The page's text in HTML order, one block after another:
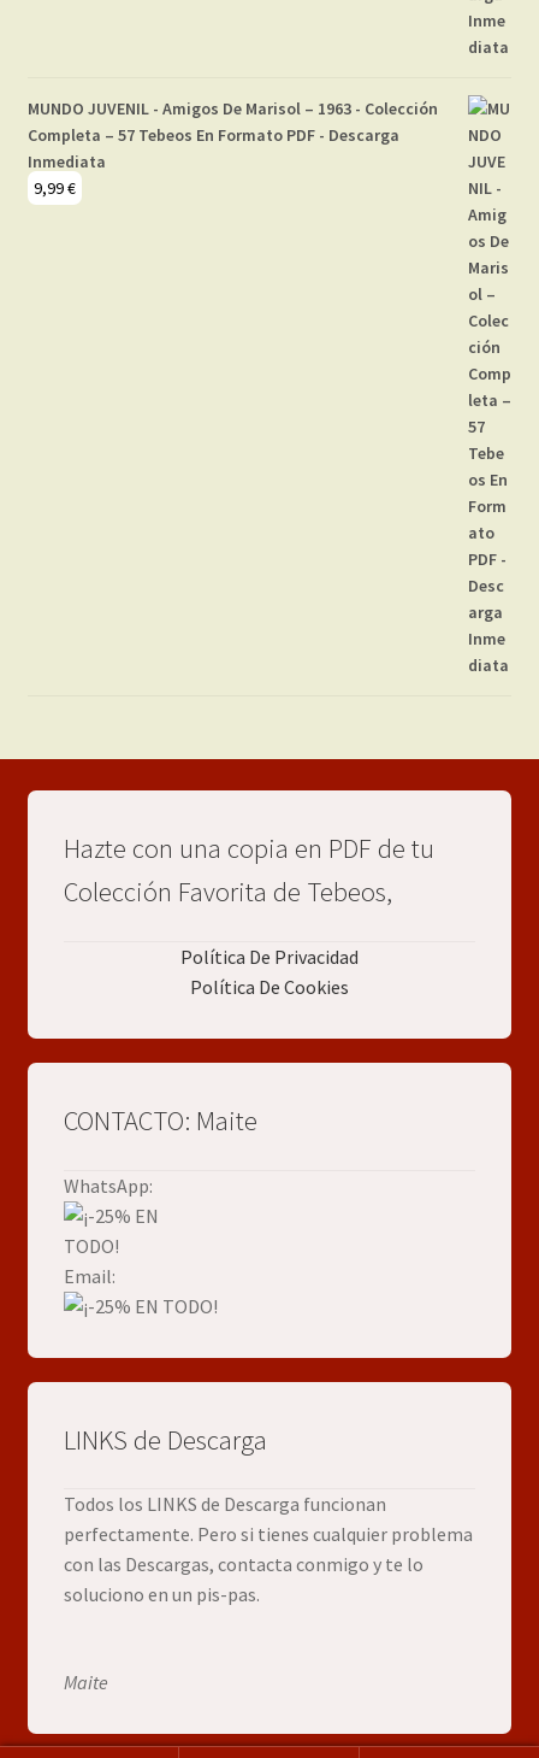
MUNDO JUVENIL - Amigos De Marisol – 1963 - Colección
Completa – 57 Tebeos En Formato PDF - Descarga
Inmediata
9,99€
Hazte con una copia en PDF de tu
Colección Favorita de Tebeos,
Política De Privacidad
Política De Cookies
CONTACTO: Maite
WhatsApp:
Email:
LINKS de Descarga
Todos los LINKS de Descarga funcionan
perfectamente. Pero si tienes cualquier problema
con las Descargas, contacta conmigo y te lo
soluciono en un pis-pas.
Maite